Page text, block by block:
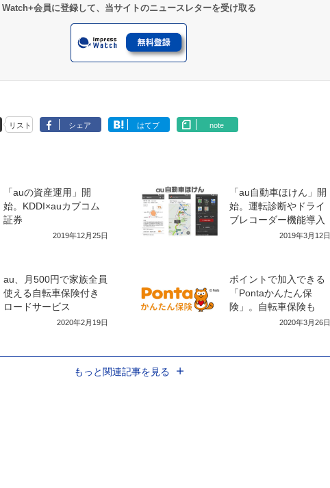
Watch+会員に登録して、当サイトのニュースレターを受け取る
リスト シェア はてブ note
「auの資産運用」開
始。KDDI×auカブコム
証券
2019年12月25日
「au自動車ほけん」開
始。運転診断やドライ
ブレコーダー機能導入
2019年3月12日
au、月500円で家族全員
使える自転車保険付き
ロードサービス
2020年2月19日
ポイントで加入できる
「Pontaかんたん保
険」。自転車保険も
2020年3月26日
もっと関連記事を見る